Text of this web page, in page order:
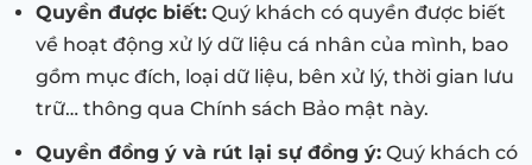
Quyền được biết: Quý khách có quyền được biết
về hoạt động xử lý dữ liệu cá nhân của mình, bao
gồm mục đích, loại dữ liệu, bên xử lý, thời gian lưu
trữ… thông qua Chính sách Bảo mật này.
Quyền đồng ý và rút lại sự đồng ý: Quý khách có